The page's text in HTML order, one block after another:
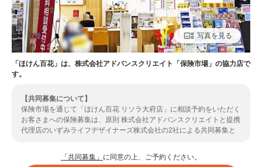
写真を見る
「ほけん百花」は、株式会社アドバンスクリエイト「保険市場」の協力店で
す。
【共同募集について】
保険市場を通じて「ほけん百花 リソラ大府店」に相談予約をいただく
お客さまへの保険募集は、原則 株式会社アドバンスクリエイトと提携
代理店のいずみライフデザイナーズ株式会社の2社による共同募集と
ザイナーズ株式会社に提供されます。ご了承いただいた上で、ご予約
「共同募集」 に同意の上、ご予約ください。